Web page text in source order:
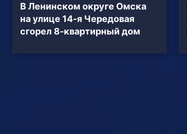
В Ленинском округе Омска
на улице 14-я Чередовая
сгорел 8-квартирный дом